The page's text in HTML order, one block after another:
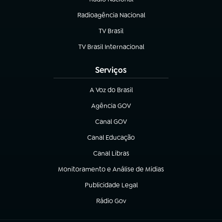
Radioagência Nacional
(abre em nova aba)
TV Brasil
(abre em nova aba)
TV Brasil Internacional
(abre em nova aba)
Serviços
A Voz do Brasil
(abre em nova aba)
Agência GOV
(abre em nova aba)
Canal GOV
(abre em nova aba)
Canal Educação
(abre em nova aba)
Canal Libras
(abre em nova aba)
Monitoramento e Análise de Mídias
(abre em nova aba)
Publicidade Legal
(abre em nova aba)
Rádio Gov
(abre em nova aba)